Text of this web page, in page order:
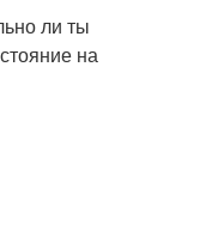
ли ты
на